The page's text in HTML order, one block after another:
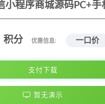
小程序商城源码PC+手
积分 优惠信息: 一口价
支付下载
暂无演示